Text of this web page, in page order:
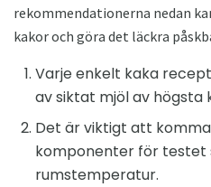
rekommendationerna nedan
kakor och göra det läckra
Varje enkelt kaka
av siktat mjöl av högsta
Det är viktigt att
komponenter för testet
rumstemperatur.